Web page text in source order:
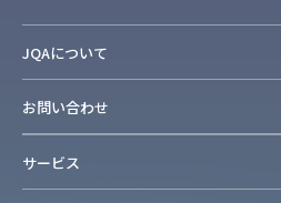
JQAについて
お問い合わせ
サービス